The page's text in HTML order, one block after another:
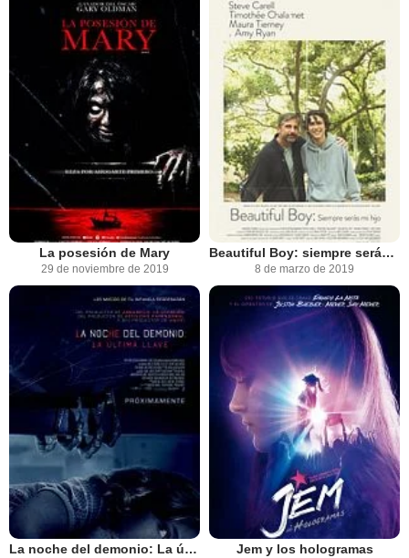
La posesión de Mary
29 de noviembre de 2019
Beautiful Boy: siempre serás mi hijo
8 de marzo de 2019
La noche del demonio: La última llave Jem y los hologramas